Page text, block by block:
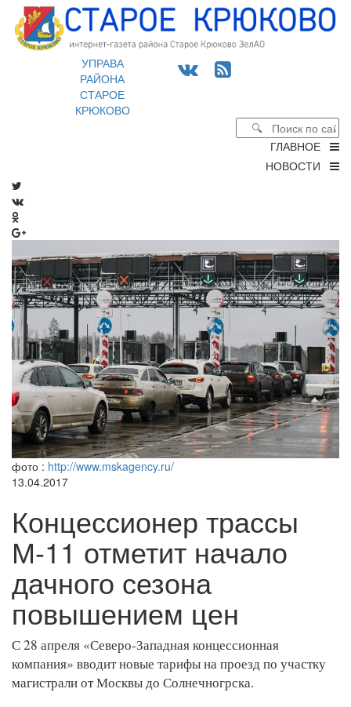
УПРАВА
РАЙОНА
СТАРОЕ
КРЮКОВО
ГЛАВНОЕ
НОВОСТИ
фото : http://www.mskagency.ru/
13.04.2017
Концессионер трассы
М-11 отметит начало
дачного сезона
повышением цен
С 28 апреля «Северо-Западная концессионная
компания» вводит новые тарифы на проезд по участку
магистрали от Москвы до Солнечногрска.